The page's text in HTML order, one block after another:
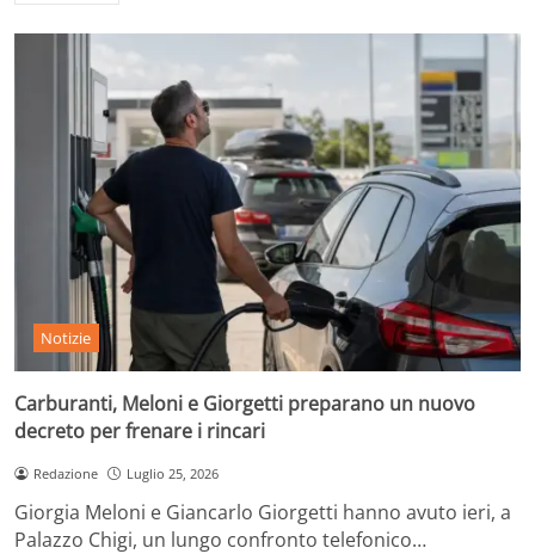
Notizie
Carburanti, Meloni e Giorgetti preparano un nuovo
decreto per frenare i rincari
Redazione Luglio 25, 2026
Giorgia Meloni e Giancarlo Giorgetti hanno avuto ieri, a
Palazzo Chigi, un lungo confronto telefonico…